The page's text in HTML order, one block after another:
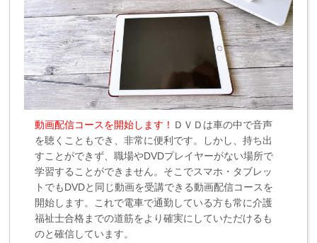
動画配信コースを開始します！ ＤＶＤは車の中で音声
を聴くこともでき、非常に便利です。しかし、持ち出
すことができず、職場やDVDプレイヤーがない場所で
学習することができません。そこでスマホ・タブレッ
トでもDVDと同じ動画を受講できる動画配信コースを
開始します。これで電車で通勤している方も常に介護
福祉士合格までの道筋をより確実にしていただけるも
のと確信しています。